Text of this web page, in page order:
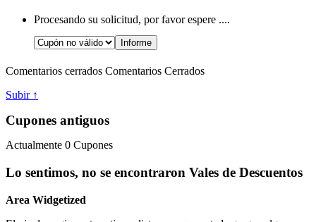
Procesando su solicitud, por favor espere ....
Comentarios cerrados Comentarios Cerrados
Subir ↑
Cupones antiguos
Actualmente 0 Cupones
Lo sentimos, no se encontraron Vales de Descuentos
Area Widgetized